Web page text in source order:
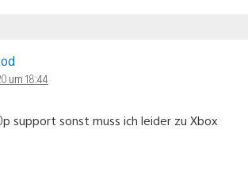
um 18:44
support sonst muss ich leider zu Xbox